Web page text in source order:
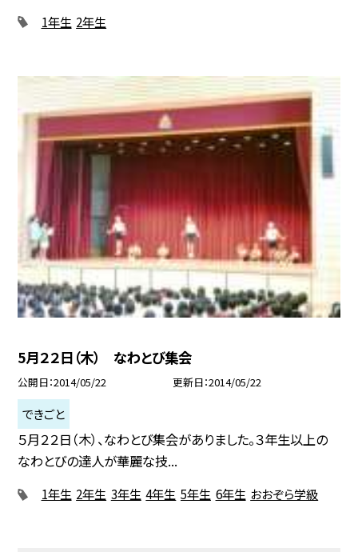
1年生 2年生
5月２２日（木） なわとび集会
公開日 2014/05/22 更新日 2014/05/22
できごと
５月２２日（木）、なわとび集会がありました。３年生以上の
なわとびの達人が華麗な技...
1年生 2年生 3年生 4年生 5年生 6年生 おおぞら学級